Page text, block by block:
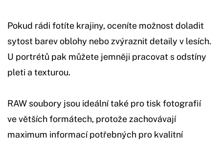
Pokud rádi fotíte krajiny, oceníte možnost doladit
sytost barev oblohy nebo zvýraznit detaily v lesích.
U portrétů pak můžete jemněji pracovat s odstíny
pleti a texturou.
RAW soubory jsou ideální také pro tisk fotografií
ve větších formátech, protože zachovávají
maximum informací potřebných pro kvalitní